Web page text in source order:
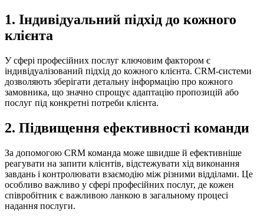
1. Індивідуальний підхід до кожного
клієнта
У сфері професійних послуг ключовим фактором є
індивідуалізований підхід до кожного клієнта. CRM-системи
дозволяють зберігати детальну інформацію про кожного
замовника, що значно спрощує адаптацію пропозицій або
послуг під конкретні потреби клієнта.
2. Підвищення ефективності команди
За допомогою CRM команда може швидше й ефективніше
реагувати на запити клієнтів, відстежувати хід виконання
завдань і контролювати взаємодію між різними відділами. Це
особливо важливо у сфері професійних послуг, де кожен
співробітник є важливою ланкою в загальному процесі
надання послуги.